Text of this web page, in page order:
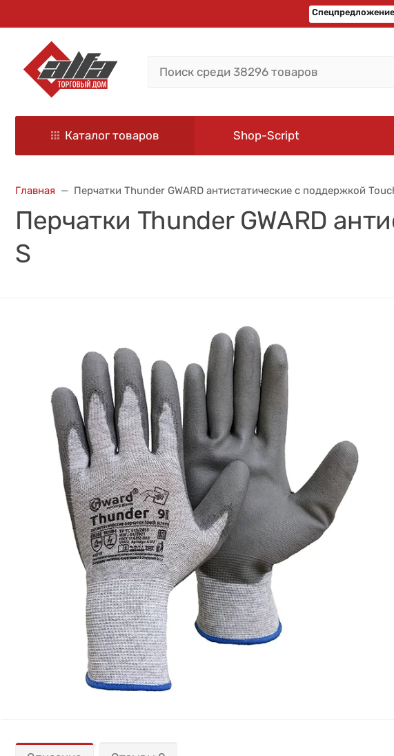
Спецпредложение
Каталог товаров Shop-Script
Главная Перчатки Thunder GWARD антистатические с поддержкой
Перчатки Thunder GWARD
S